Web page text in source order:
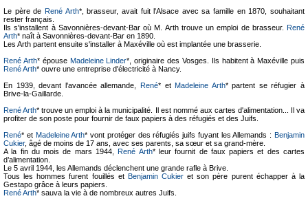
Le père de René Arth*, brasseur, avait fuit l'Alsace avec sa famille en 1870, souhaitant
rester français.
Ils s'installent à Savonnières-devant-Bar où M. Arth trouve un emploi de brasseur. René
Arth* naît à Savonnières-devant-Bar en 1890.
Les Arth partent ensuite s'installer à Maxéville où est implantée une brasserie.
René Arth* épouse Madeleine Linder*, originaire des Vosges. Ils habitent à Maxéville puis
René Arth* ouvre une entreprise d'électricité à Nancy.
En 1939, devant l'avancée allemande, René* etMadeleine Arth* partent se réfugier à
Brive-la-Gaillarde.
René Arth* trouve un emploi à la municipalité. Il est nommé aux cartes d'alimentation... Il va
profiter de son poste pour fournir de faux papiers à des réfugiés et des Juifs.
René* et Madeleine Arth* vont protéger des réfugiés juifs fuyant les Allemands :Benjamin
Cukier, âgé de moins de 17 ans, avec ses parents, sa sœur et sa grand-mère.
A la fin du mois de mars 1944,René Arth* leur fournit de faux papiers et des cartes
d’alimentation.
Le 5 avril 1944, les Allemands déclenchent une grande rafle à Brive.
Tous les hommes furent fouillés et Benjamin Cukier et son père purent échapper à la
Gestapo grâce à leurs papiers.
René Arth* sauva la vie à de nombreux autres Juifs.